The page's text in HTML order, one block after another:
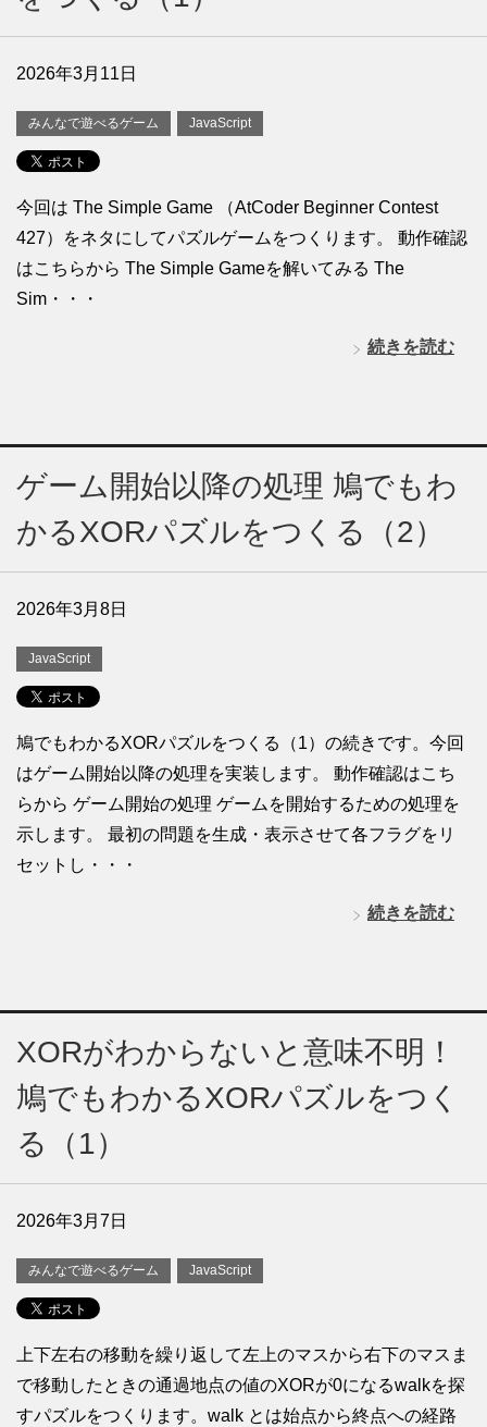
2026年3月11日
みんなで遊べるゲーム JavaScript
今回は The Simple Game （AtCoder Beginner Contest
427）をネタにしてパズルゲームをつくります。 動作確認
はこちらから The Simple Gameを解いてみる The
Sim・・・
続きを読む
ゲーム開始以降の処理 鳩でもわ
かるXORパズルをつくる（2）
2026年3月8日
JavaScript
鳩でもわかるXORパズルをつくる（1）の続きです。今回
はゲーム開始以降の処理を実装します。 動作確認はこち
らから ゲーム開始の処理 ゲームを開始するための処理を
示します。 最初の問題を生成・表示させて各フラグをリ
セットし・・・
続きを読む
XORがわからないと意味不明！
鳩でもわかるXORパズルをつく
る（1）
2026年3月7日
みんなで遊べるゲーム JavaScript
上下左右の移動を繰り返して左上のマスから右下のマスま
で移動したときの通過地点の値のXORが0になるwalkを探
すパズルをつくります。walk とは始点から終点への経路